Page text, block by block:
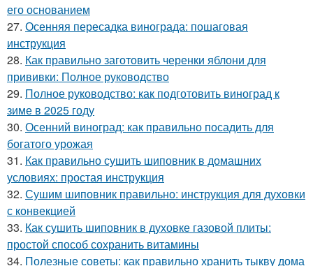
его основанием
27. Осенняя пересадка винограда: пошаговая
инструкция
28. Как правильно заготовить черенки яблони для
прививки: Полное руководство
29. Полное руководство: как подготовить виноград к
зиме в 2025 году
30. Осенний виноград: как правильно посадить для
богатого урожая
31. Как правильно сушить шиповник в домашних
условиях: простая инструкция
32. Сушим шиповник правильно: инструкция для духовки
с конвекцией
33. Как сушить шиповник в духовке газовой плиты:
простой способ сохранить витамины
34. Полезные советы: как правильно хранить тыкву дома